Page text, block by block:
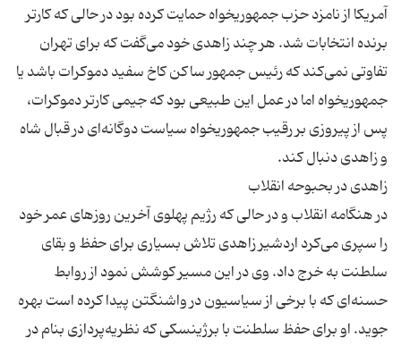
آمریکا از نامزد حزب جمهوریخواه حمایت کرده بود در حالی که کارتر
برنده انتخابات شد. هر چند زاهدی خود می‌گفت که برای تهران
تفاوتی نمی‌کند که رئیس جمهور ساکن کاخ سفید دموکرات باشد یا
جمهوریخواه اما در عمل این طبیعی بود که جیمی کارتر دموکرات،
پس از پیروزی بر رقیب جمهوریخواه سیاست دوگانه‌ای در قبال شاه
در هنگامه انقلاب و در حالی که رژیم پهلوی آخرین روزهای عمر خود
را سپری می‌کرد اردشیر زاهدی تلاش بسیاری برای حفظ و بقای
سلطنت به خرج داد. وی در این مسیر کوشش نمود از روابط
حسنه‌ای که با برخی از سیاسیون در واشنگتن پیدا کرده است بهره
جوید. او برای حفظ سلطنت با برژینسکی که نظریه‌پردازی بنام در